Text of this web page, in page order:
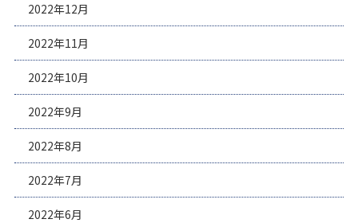
2022年12月
2022年11月
2022年10月
2022年9月
2022年8月
2022年7月
2022年6月